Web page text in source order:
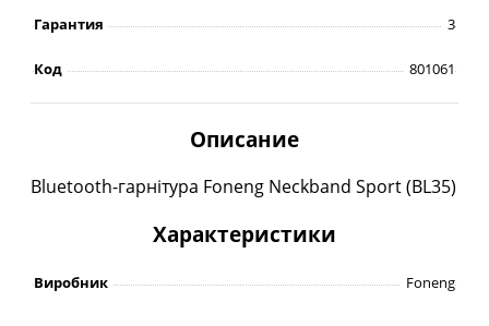
Гарантия 3
Код 801061
Описание
Bluetooth-гарнітура Foneng Neckband Sport (BL35)
Характеристики
Виробник Foneng